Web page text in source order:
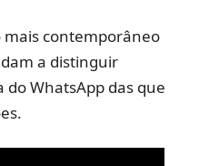
mais contemporâneo
a distinguir
WhatsApp das que